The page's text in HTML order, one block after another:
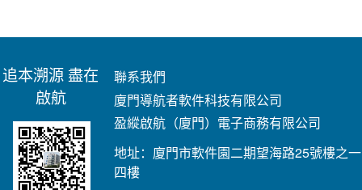
追本溯源 盡在
啟航
聯系我們
廈門導航者軟件科技有限公司
盈縱啟航（廈門）電子商務有限公司
地址：廈門市軟件園二期望海路25號樓之一
四樓